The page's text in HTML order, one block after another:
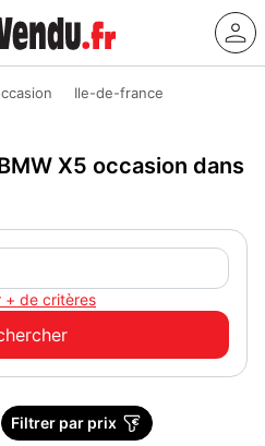
Ile-de-france
X5 occasion dans
+ de critères
Filtrer par prix